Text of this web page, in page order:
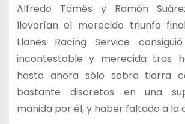
Alfredo Tamés y Ramón
llevarían el merecido triunfo
Llanes Racing Service
incontestable y merecida tras
hasta ahora sólo sobre tierra
bastante discretos en una
manida por él, y haber faltado a la